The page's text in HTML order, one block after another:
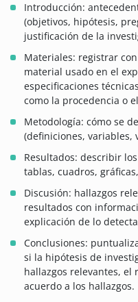
Introducción:
(objetivos, hipótesis,
justificación de la
Materiales: registrar
material usado en el
especificaciones
como la procedencia o
Metodología: cómo se
(definiciones, variables,
Resultados: describir
tablas, cuadros,
Discusión: hallazgos
resultados con
explicación de lo
Conclusiones:
si la hipótesis de
hallazgos relevantes,
acuerdo a los hallazgos.